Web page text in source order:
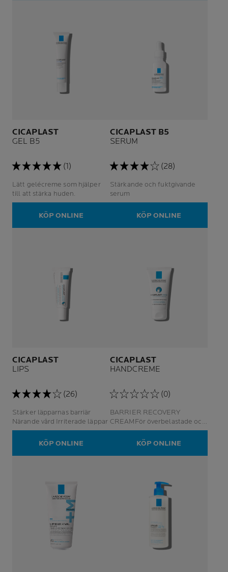
CICAPLAST
GEL B5
(1)
Lätt gelécreme som hjälper
till att stärka huden.
KÖP ONLINE
CICAPLAST B5
SERUM
(28)
Stärkande och fuktgivande
serum
KÖP ONLINE
CICAPLAST
LIPS
(26)
Stärker läpparnas barriär
Närande vård Irriterade läppar
KÖP ONLINE
CICAPLAST
HANDCREME
(0)
BARRIER RECOVERY
CREAMFör överbelastade och
irriterade händer, som är torra,
spruckna och nariga. För hem-
KÖP ONLINE